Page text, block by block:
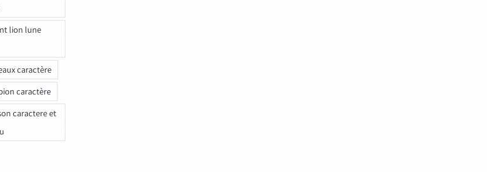
lion lune
caractère
caractère
caractere et